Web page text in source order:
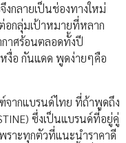
กลายเป็นช่องทางใหม่
อกลุ่มเป้าหมายที่หลาก
กาศร้อนตลอดทั้งปี
อ กันแดด พูดง่ายๆคือ
ากแบรนด์ไทย ที่ถ้าพูดถึง
ซึ่งเป็นแบรนด์ที่อยู่คู่
ราะทุกตัวที่แนะนำราคาดี